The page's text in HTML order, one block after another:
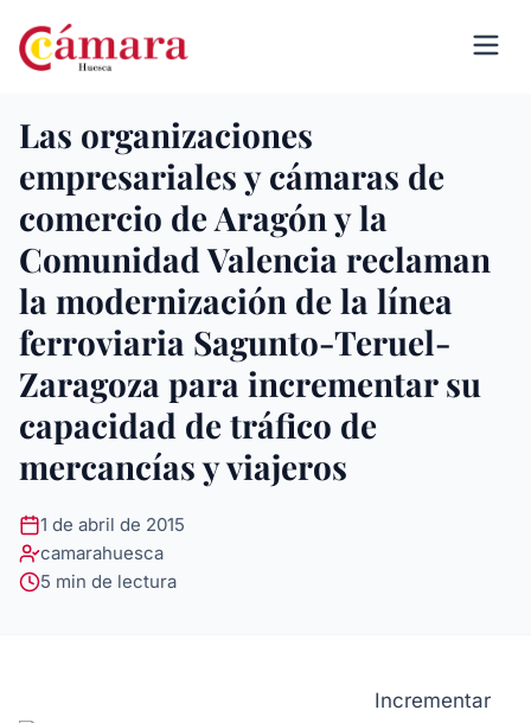
Las organizaciones
empresariales y cámaras de
comercio de Aragón y la
Comunidad Valencia reclaman
la modernización de la línea
ferroviaria Sagunto-Teruel-
Zaragoza para incrementar su
capacidad de tráfico de
mercancías y viajeros
1 de abril de 2015
camarahuesca
5 min de lectura
Incrementar